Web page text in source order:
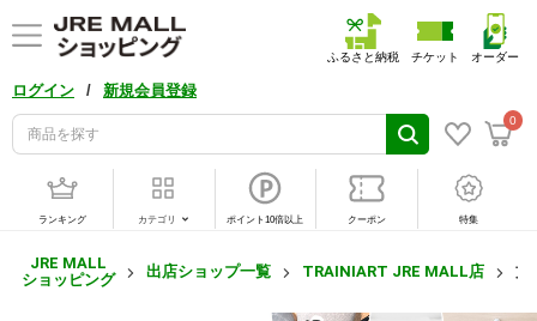
ログイン / 新規会員登録
0
ふるさと納税 チケット オーダー
ランキング カテゴリ ポイント10倍以上 クーポン 特集
JRE MALL
ショッピング
出店ショップ一覧 TRAINIART JRE MALL店 文